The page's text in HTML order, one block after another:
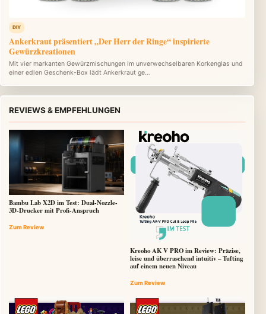
DIY
Ankerkraut präsentiert „Der Herr der Ringe“ inspirierte
Gewürzkreationen
Mit vier markanten Gewürzmischungen im unverwechselbaren Korkenglas und
einer edlen Geschenk-Box lädt Ankerkraut ge…
REVIEWS & EMPFEHLUNGEN
Bambu Lab X2D im Test: Dual-Nozzle-
3D-Drucker mit Profi-Anspruch
Zum Review
Kreoho AK V PRO im Review: Präzise,
leise und überraschend intuitiv – Tufting
auf einem neuen Niveau
Zum Review